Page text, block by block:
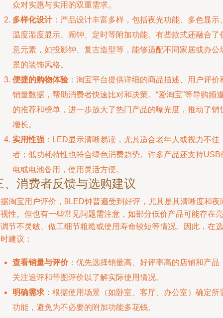
众对实惠与实用的双重需求。
多样化设计：产品设计丰富多样，包括夜光功能、多色显示
温度湿度显示、闹钟、定时等附加功能。有些款式还融合了
意元素，如投影钟、复古造型等，能够适配不同家居或办公
景的装饰风格。
便捷的购物体验 ：淘宝平台提供详细的商品描述、用户评价
销量数据，帮助消费者快速比对和决策。“爱淘宝”等导购频
的推荐和榜单，进一步放大了热门产品的曝光度，推动了销
增长。
实用性强 ：LED显示清晰易读，尤其适合老年人或视力不佳
者；低功耗特性也符合绿色消费趋势。许多产品还支持USB
电或电池备用，使用灵活方便。
、消费者反馈与选购建议
淘宝用户评价，9LED钟普遍受到好评，尤其是其清晰度和夜
性。但也有一些常见问题需注意，如部分低价产品可能存在亮
节不灵敏、做工细节粗糙或使用寿命较短等情况。因此，在选
建议：
查看销量与评价：优先选择销量高、好评率高的店铺和产品
关注追评和带图评价以了解实际使用情况。
明确需求 ：根据使用场景（如卧室、客厅、办公室）确定所
功能，避免为不必要的附加功能多花钱。